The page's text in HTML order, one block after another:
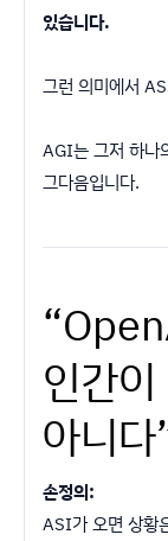
있습니다.
그런 의미에서
AGI는 그저 하나
그다음입니다.
인간
아니다
손정의:
ASI가 오면 상황